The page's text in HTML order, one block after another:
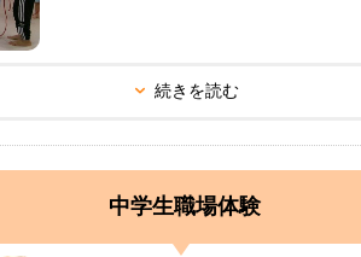
続きを読む
中学生職場体験